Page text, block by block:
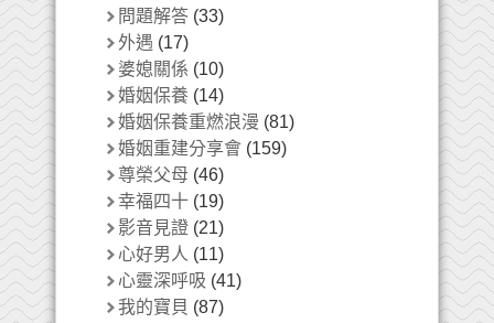
問題解答 (33)
外遇 (17)
婆媳關係 (10)
婚姻保養 (14)
婚姻保養重燃浪漫 (81)
婚姻重建分享會 (159)
尊榮父母 (46)
幸福四十 (19)
影音見證 (21)
心好男人 (11)
心靈深呼吸 (41)
我的寶貝 (87)